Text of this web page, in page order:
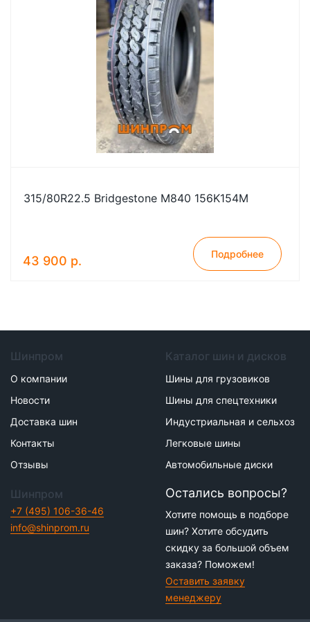
315/80R22.5 Bridgestone M840 156K154M
43 900 р. Подробнее
Шинпром
О компании
Новости
Доставка шин
Контакты
Отзывы
Каталог шин и дисков
Шины для грузовиков
Шины для спецтехники
Индустриальная и сельхоз
Легковые шины
Автомобильные диски
Шинпром
+7 (495) 106-36-46
info@shinprom.ru
Остались вопросы?
Хотите помощь в подборе
шин? Хотите обсудить
скидку за большой объем
заказа? Поможем!
Оставить заявку
менеджеру